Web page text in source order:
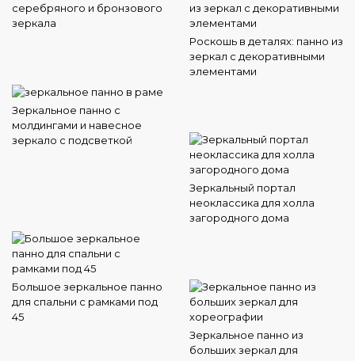
серебряного и бронзового
зеркала
Роскошь в деталях: панно из
зеркал с декоративными
элементами
Зеркальное панно с
молдингами и навесное
зеркало с подсветкой
Зеркальный портал
неоклассика для холла
загородного дома
Большое зеркальное панно
для спальни с рамками под
45
Зеркальное панно из
больших зеркал для